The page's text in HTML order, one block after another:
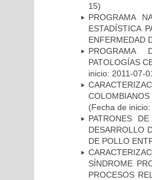
15)
PROGRAMA
ESTADÍSTICA
ENFERMEDAD
PROGRAMA
PATOLOGÍAS
inicio: 2011-07-
(Fecha de
PATRONES
DESARROLLO
DE POLLO
SÍNDROME
PROCESOS